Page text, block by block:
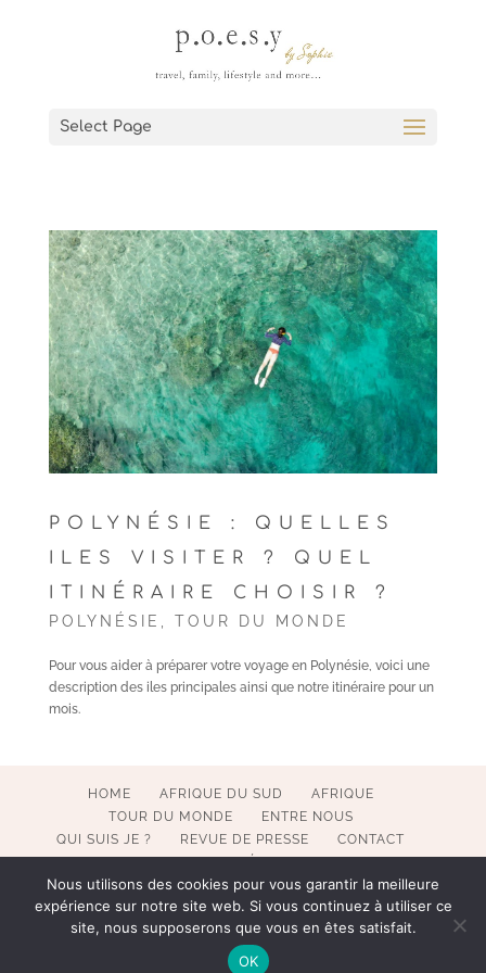
Select Page
POLYNÉSIE : QUELLES
ILES VISITER ? QUEL
ITINÉRAIRE CHOISIR ?
POLYNÉSIE TOUR DU MONDE
Pour vous aider à préparer votre voyage en Polynésie, voici une
description des iles principales ainsi que notre itinéraire pour un
mois.
HOME AFRIQUE DU SUD
AFRIQUE
TOUR DU MONDE
ENTRE NOUS
QUI SUIS JE ?
REVUE DE PRESSE
CONTACT
COPYRIGHT 2017-2023 POESY BY SOPHIE. ALL RIGHTS
RESERVED. WEBMASTER BECATEK.
Nous utilisons des cookies pour vous garantir la meilleure
expérience sur notre site web. Si vous continuez à utiliser ce
site, nous supposerons que vous en êtes satisfait.
OK